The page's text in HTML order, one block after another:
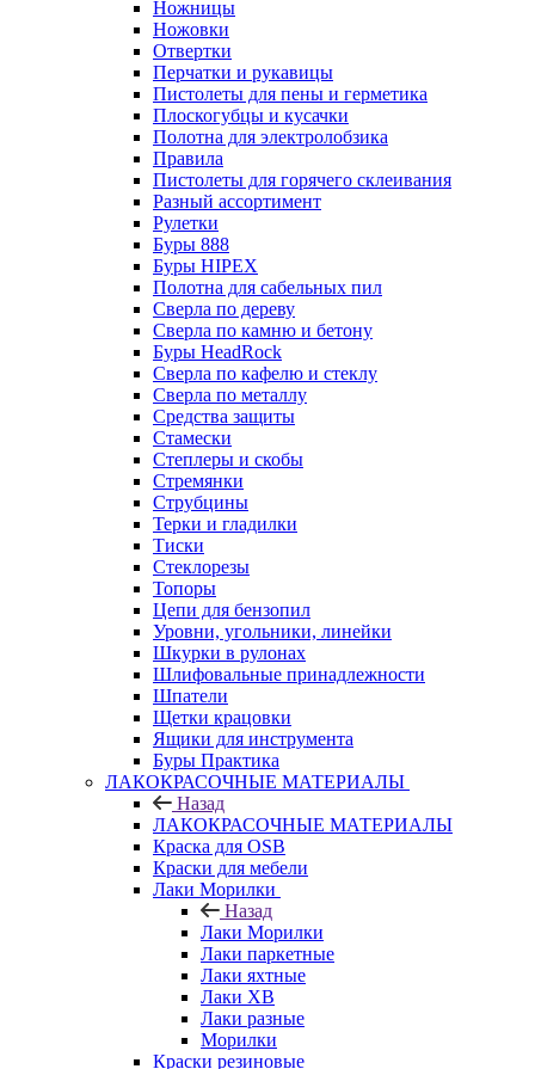
Ножницы
Ножовки
Отвертки
Перчатки и рукавицы
Пистолеты для пены и герметика
Плоскогубцы и кусачки
Полотна для электролобзика
Правила
Пистолеты для горячего склеивания
Разный ассортимент
Рулетки
Буры 888
Буры HIPEX
Полотна для сабельных пил
Сверла по дереву
Сверла по камню и бетону
Буры HeadRock
Сверла по кафелю и стеклу
Сверла по металлу
Средства защиты
Стамески
Степлеры и скобы
Стремянки
Струбцины
Терки и гладилки
Тиски
Стеклорезы
Топоры
Цепи для бензопил
Уровни, угольники, линейки
Шкурки в рулонах
Шлифовальные принадлежности
Шпатели
Щетки крацовки
Ящики для инструмента
Буры Практика
ЛАКОКРАСОЧНЫЕ МАТЕРИАЛЫ
Назад
ЛАКОКРАСОЧНЫЕ МАТЕРИАЛЫ
Краска для OSB
Краски для мебели
Лаки Морилки
Назад
Лаки Морилки
Лаки паркетные
Лаки яхтные
Лаки ХВ
Лаки разные
Морилки
Краски резиновые